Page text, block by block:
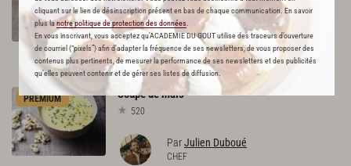
cliquant sur le lien de désinscription présent en bas de chaque communication. En savoir
plus lanotre politique de protection des données
En vous inscrivant, vous acceptez qu'ACADEMIE DU GOUT utilise des traceurs d’ouverture
de courriel (“pixels”) afin d’adapter la fréquence de ses newsletters, de vous proposer des
contenus plus pertinents, de mesurer la performance de ses newsletters et des publicités
qu’elles peuvent contenir et de gérer ses listes de diffusion.
236
ParAlain Ducasse
et 2 autres chefs
PREMIUM Soupedemaïs
520
ParJulien Duboué
CHEF